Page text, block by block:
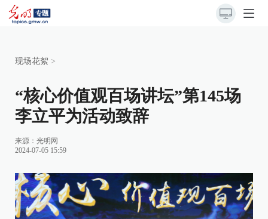
现场花絮 >
“核心价值观百场讲坛”第145场
李立平为活动致辞
来源： 光明网
2024-07-05 15:59